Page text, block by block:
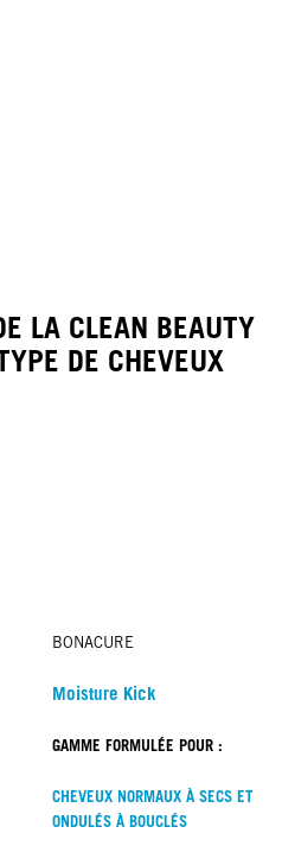
LA CLEAN BEAUTY
DE CHEVEUX
BONACURE
Moisture Kick
GAMME FORMULÉE POUR :
CHEVEUX NORMAUX À SECS ET
ONDULÉS À BOUCLÉS